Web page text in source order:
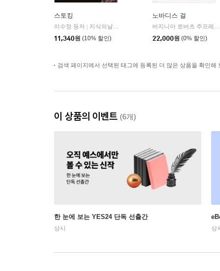
스토킹
이수정 등저
지식의날개(방송대출판문화원)
11,340원 (10% 할인)
노바디스 걸
버지니아 로버츠 주프레 저/김나연 역
22,000원 (0% 할인)
검색 페이지에서 선택된 태그에 등록된 더 많은 상품을 확인해
이 상품의 이벤트 (6개)
한 눈에 보는 YES24 단독 선출간
상시 상